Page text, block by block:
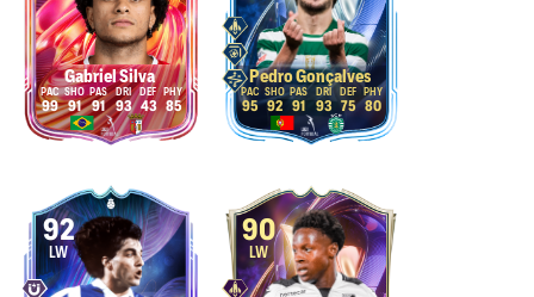
Gabriel Silva
99 91 91 93 43 85
Pedro Gonçalves
95 92 91 93 75 80
92
LW
90
LW